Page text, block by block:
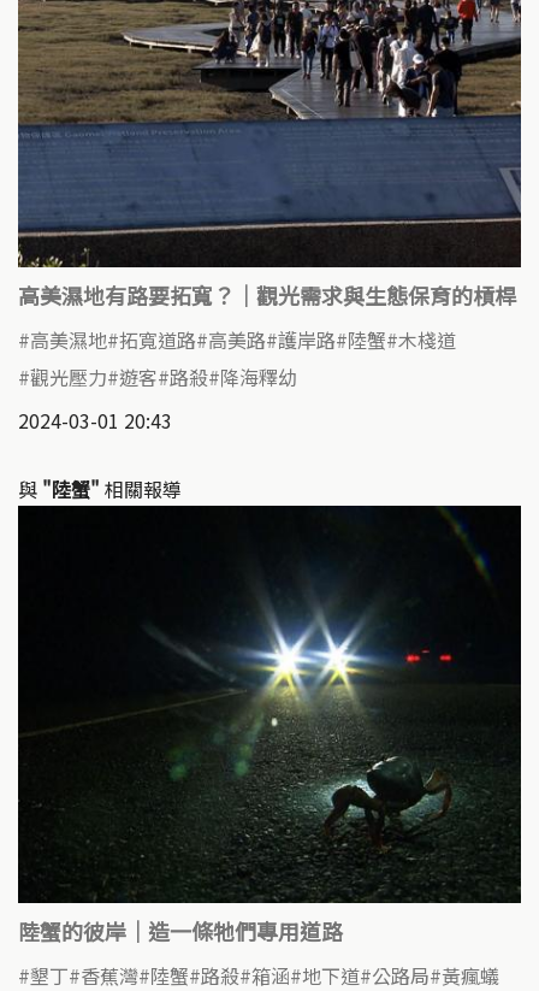
高美濕地有路要拓寬？｜觀光需求與生態保育的槓桿
高美濕地 拓寬道路 高美路 護岸路 陸蟹 木棧道
觀光壓力 遊客 路殺 降海釋幼
2024-03-01 20:43
與 "陸蟹" 相關報導
陸蟹的彼岸｜造一條牠們專用道路
墾丁 香蕉灣 陸蟹 路殺 箱涵 地下道 公路局 黃瘋蟻